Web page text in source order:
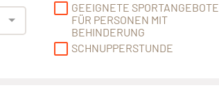
GEEIGNETE SPORTANGEBOTE
FÜR PERSONEN MIT
BEHINDERUNG
SCHNUPPERSTUNDE